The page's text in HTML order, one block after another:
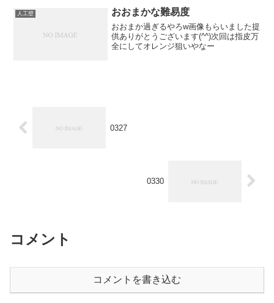
人工壁 おおまかな難易度
おおまか過ぎるやろw画像もらいました提
供ありがとうございます(^^)次回は指皮万
全にしてオレンジ狙いやなー
0327
0330
コメント
コメントを書き込む